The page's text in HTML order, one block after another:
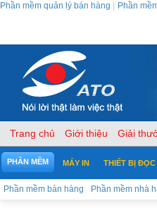
Phần mềm quản lý bán hàng Phần
Trang chủ Giới thiệu Giải
PHẦN MỀM
Phần mềm bán hàng Phần mềm nhà
MÁY IN THIẾT BỊ ĐỌC